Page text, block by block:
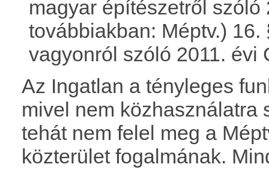
magyar építészetről
továbbiakban: Méptv.)
vagyonról szóló 2011. évi
Az Ingatlan a tényleges
mivel nem közhasználatra
tehát nem felel meg a
közterület fogalmának.